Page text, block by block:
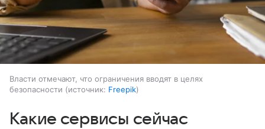
Власти отмечают, что ограничения вводят в целях
безопасности
источник: Freepik
Какие сервисы сейчас